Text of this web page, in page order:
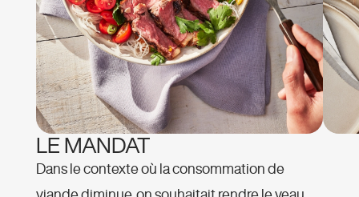
LE MANDAT
Dans le contexte où la consommation de
viande diminue, on souhaitait rendre le veau